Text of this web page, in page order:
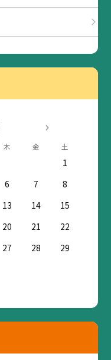
木 金 土
1
6 7
8
13 14
15
20 21
22
27 28
29